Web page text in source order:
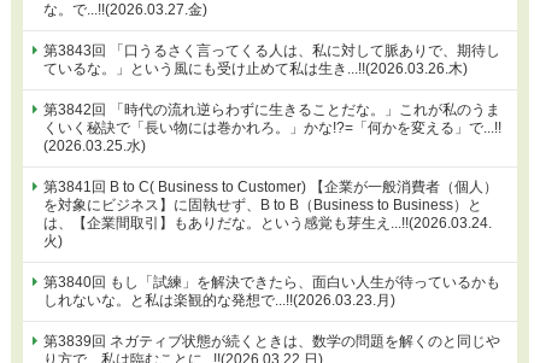
な。で...!!(2026.03.27.金)
第3843回 「口うるさく言ってくる人は、私に対して脈ありで、期待し
ているな。」という風にも受け止めて私は生き...!!(2026.03.26.木)
第3842回 「時代の流れ逆らわずに生きることだな。」これが私のうま
くいく秘訣で「長い物には巻かれろ。」かな!?=「何かを変える」で...!!
(2026.03.25.水)
第3841回 B to C( Business to Customer) 【企業が一般消費者（個人）
を対象にビジネス】に固執せず、B to B（Business to Business）と
は、【企業間取引】もありだな。という感覚も芽生え...!!(2026.03.24.
火)
第3840回 もし「試練」を解決できたら、面白い人生が待っているかも
しれないな。と私は楽観的な発想で...!!(2026.03.23.月)
第3839回 ネガティブ状態が続くときは、数学の問題を解くのと同じや
り方で、私は臨むことに...!!(2026.03.22.日)